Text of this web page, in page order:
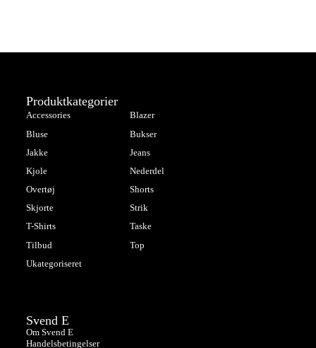
Produktkategorier
Accessories
Blazer
Bluse
Bukser
Jakke
Jeans
Kjole
Nederdel
Overtøj
Shorts
Skjorte
Strik
T-Shirts
Taske
Tilbud
Top
Ukategoriseret
Svend E
Om Svend E
Handelsbetingelser